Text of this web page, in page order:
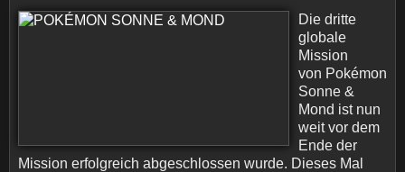
Die dritte
globale
Mission
von Pokémon
Sonne &
Mond ist nun
weit vor dem
Ende der
Mission erfolgreich abgeschlossen wurde. Dieses Mal